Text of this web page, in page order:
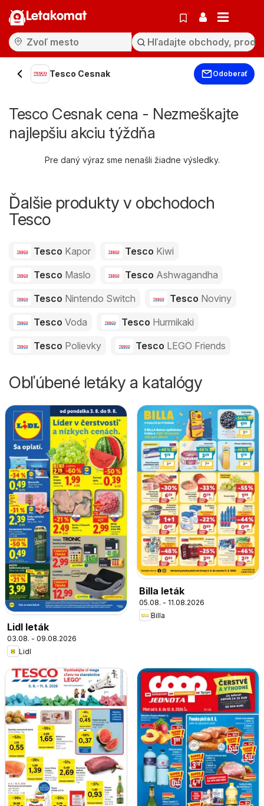
Letakomat
Tesco Cesnak Odoberať
Tesco Cesnak cena - Nezmeškajte
najlepšiu akciu týždňa
Pre daný výraz sme nenašli žiadne výsledky.
Ďalšie produkty v obchodoch
Tesco
Tesco Kapor Tesco Kiwi
Tesco Maslo Tesco Ashwagandha
Tesco Nintendo Switch Tesco Noviny
Tesco Voda Tesco Hurmikaki
Tesco Polievky Tesco LEGO Friends
Obľúbené letáky a katalógy
Lidl leták
03.08. - 09.08.2026
Lidl
Billa leták
05.08. - 11.08.2026
Billa